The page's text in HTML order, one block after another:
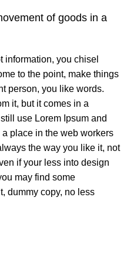
of goods in a
information, you chisel
to the point, make things
person, you like words.
it, but it comes in a
use Lorem Ipsum and
place in the web workers
the way you like it, not
if your less into design
may find some
dummy copy, no less.